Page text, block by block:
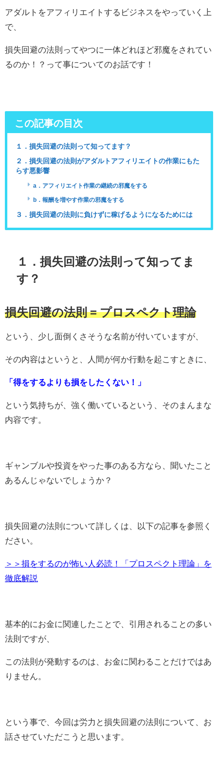
アダルトをアフィリエイトするビジネスをやっていく上
で、
損失回避の法則ってやつに一体どれほど邪魔をされてい
るのか！？って事についてのお話です！
この記事の目次
１．損失回避の法則って知ってます？
２．損失回避の法則がアダルトアフィリエイトの作業にもた
らす悪影響
a．アフィリエイト作業の継続の邪魔をする
b．報酬を増やす作業の邪魔をする
３．損失回避の法則に負けずに稼げるようになるためには
１．損失回避の法則って知ってま
す？
損失回避の法則 = プロスペクト理論
という、少し面倒くさそうな名前が付いていますが、
その内容はというと、人間が何か行動を起こすときに、
「得をするよりも損をしたくない！」
という気持ちが、強く働いているという、そのまんまな
内容です。
ギャンブルや投資をやった事のある方なら、聞いたこと
あるんじゃないでしょうか？
損失回避の法則について詳しくは、以下の記事を参照く
ださい。
＞＞損をするのが怖い人必読！「プロスペクト理論」を
徹底解説
基本的にお金に関連したことで、引用されることの多い
法則ですが、
この法則が発動するのは、お金に関わることだけではあ
りません。
という事で、今回は労力と損失回避の法則について、お
話させていただこうと思います。